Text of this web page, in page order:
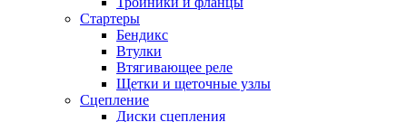
Стартеры
Бендикс
Втулки
Втягивающее реле
Щетки и щеточные узлы
Сцепление
Диски сцепления